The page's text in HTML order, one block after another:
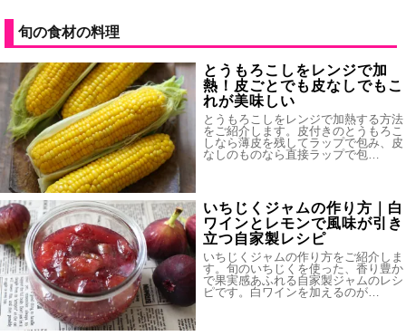
旬の食材の料理
とうもろこしをレンジで加
熱！皮ごとでも皮なしでもこ
れが美味しい
とうもろこしをレンジで加熱する方法
をご紹介します。皮付きのとうもろこ
しなら薄皮を残してラップで包み、皮
なしのものなら直接ラップで包…
いちじくジャムの作り方｜白
ワインとレモンで風味が引き
立つ自家製レシピ
いちじくジャムの作り方をご紹介しま
す。旬のいちじくを使った、香り豊か
で果実感あふれる自家製ジャムのレシ
ピです。白ワインを加えるのが…